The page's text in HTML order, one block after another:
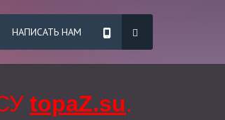
НАПИСАТЬ НАМ
topaZ.su.